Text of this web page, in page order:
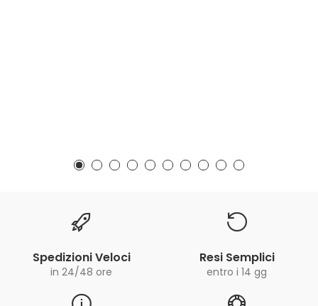
Spedizioni Veloci
in 24/48 ore
Resi Semplici
entro i 14 gg